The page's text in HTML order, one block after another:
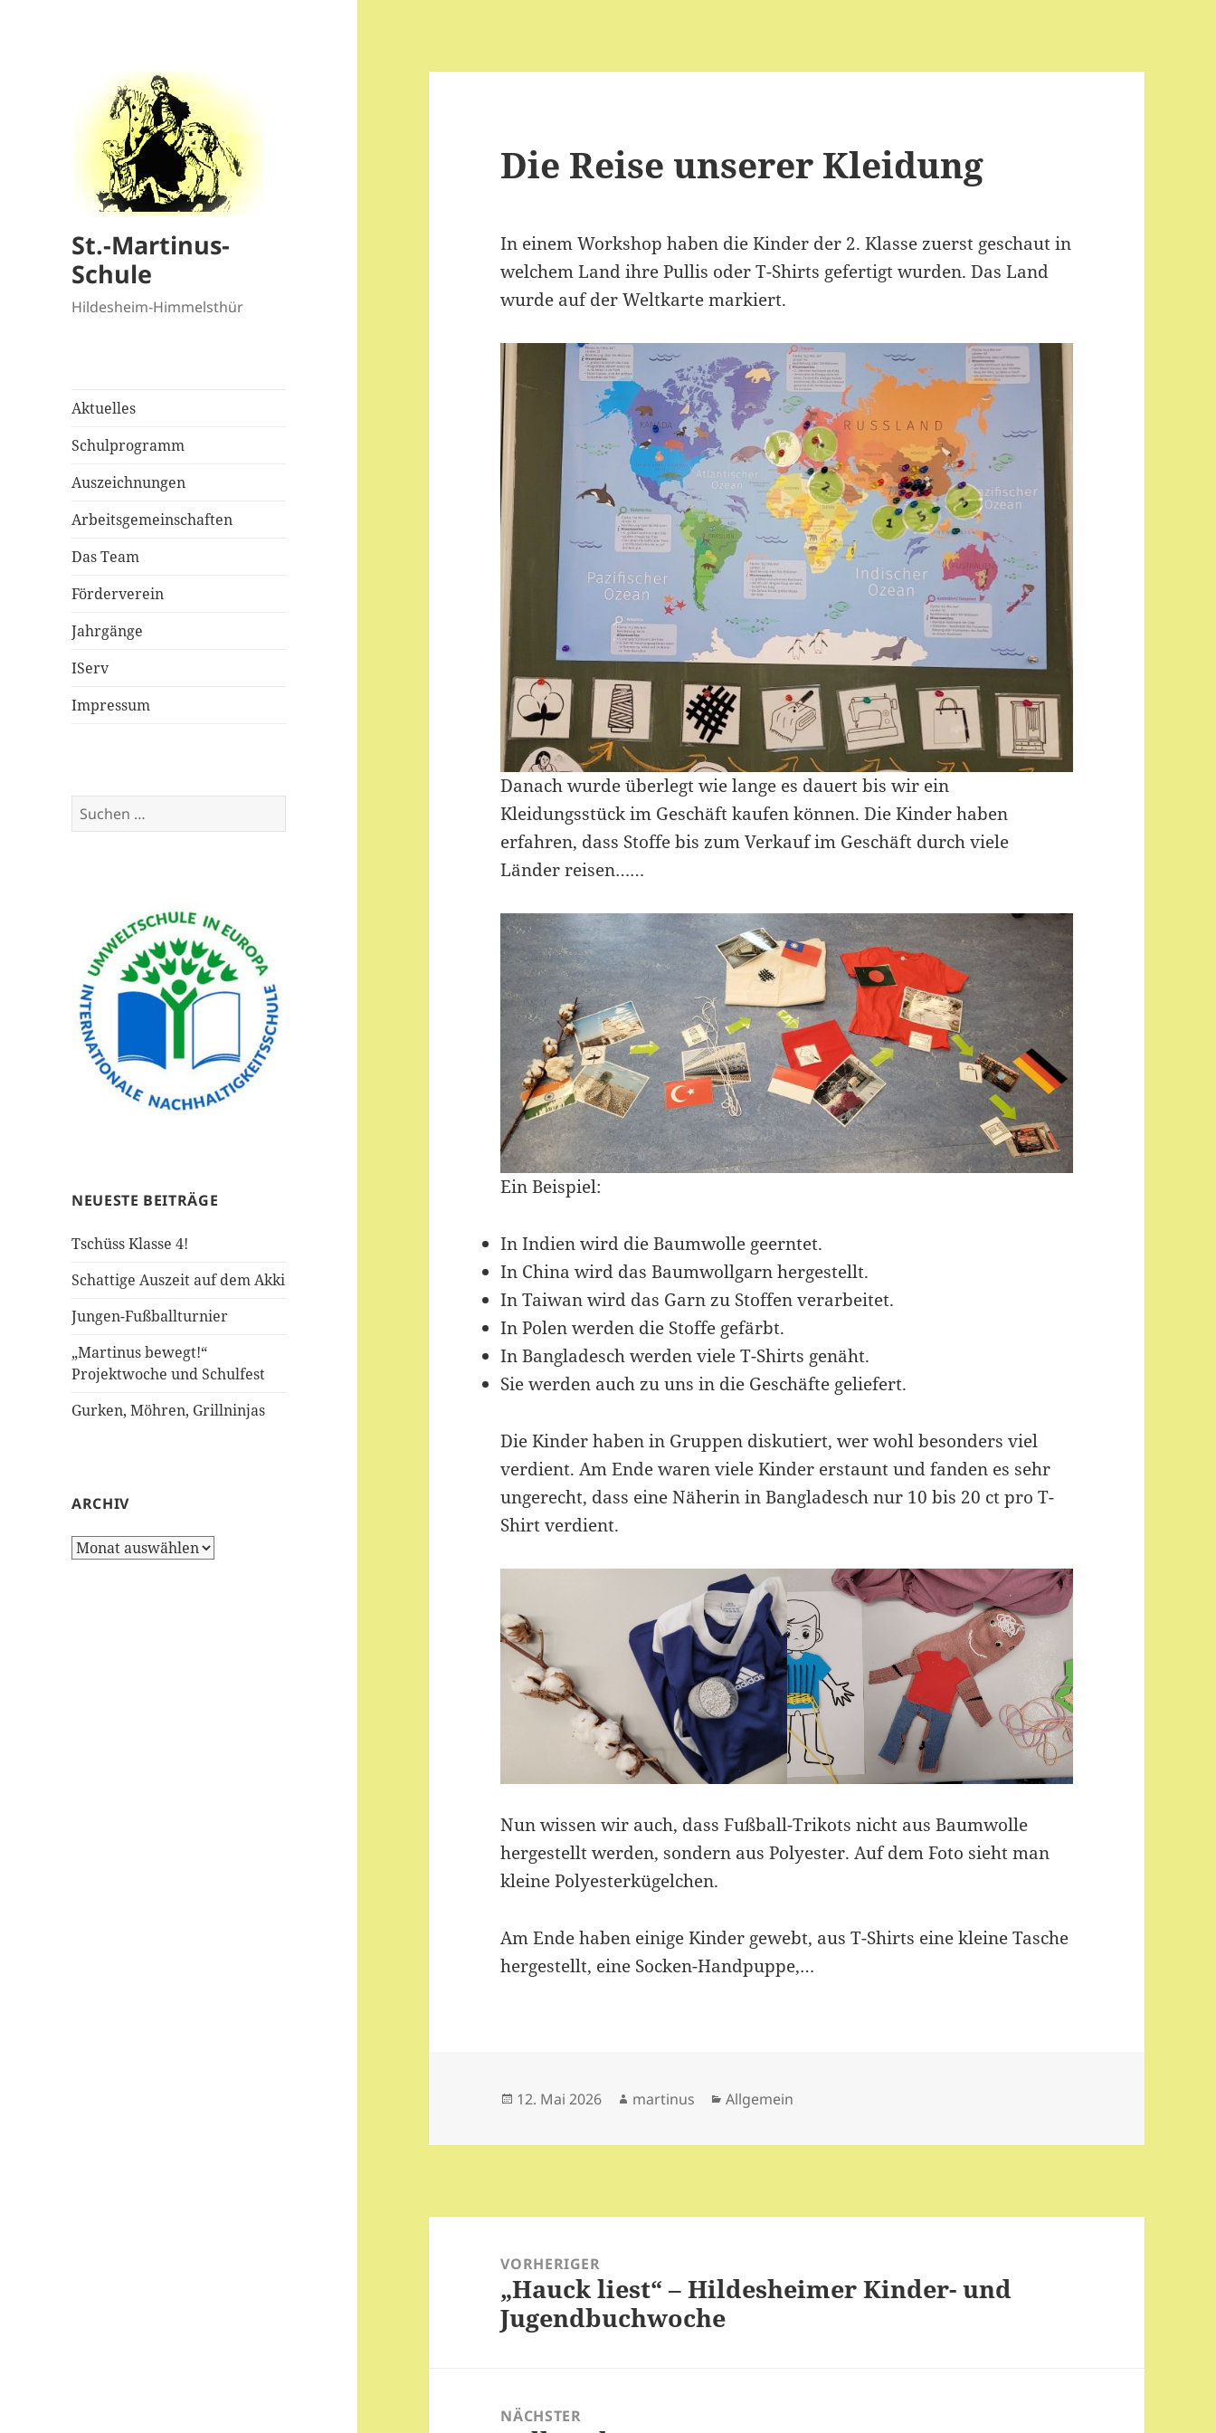
St.-Martinus-
Schule
Hildesheim-Himmelsthür
Aktuelles
Schulprogramm
Auszeichnungen
Arbeitsgemeinschaften
Das Team
Förderverein
Jahrgänge
IServ
Impressum
Suchen
nach:
NEUESTE BEITRÄGE
Tschüss Klasse 4!
Schattige Auszeit auf dem Akki
Jungen-Fußballturnier
„Martinus bewegt!“
Projektwoche und Schulfest
Gurken, Möhren, Grillninjas
ARCHIV
Archiv
Die Reise unserer Kleidung
In einem Workshop haben die Kinder der 2. Klasse zuerst geschaut in
welchem Land ihre Pullis oder T-Shirts gefertigt wurden. Das Land
wurde auf der Weltkarte markiert.
Danach wurde überlegt wie lange es dauert bis wir ein
Kleidungsstück im Geschäft kaufen können. Die Kinder haben
erfahren, dass Stoffe bis zum Verkauf im Geschäft durch viele
Länder reisen……
Ein Beispiel:
In Indien wird die Baumwolle geerntet.
In China wird das Baumwollgarn hergestellt.
In Taiwan wird das Garn zu Stoffen verarbeitet.
In Polen werden die Stoffe gefärbt.
In Bangladesch werden viele T-Shirts genäht.
Sie werden auch zu uns in die Geschäfte geliefert.
Die Kinder haben in Gruppen diskutiert, wer wohl besonders viel
verdient. Am Ende waren viele Kinder erstaunt und fanden es sehr
ungerecht, dass eine Näherin in Bangladesch nur 10 bis 20 ct pro T-
Shirt verdient.
Nun wissen wir auch, dass Fußball-Trikots nicht aus Baumwolle
hergestellt werden, sondern aus Polyester. Auf dem Foto sieht man
kleine Polyesterkügelchen.
Am Ende haben einige Kinder gewebt, aus T-Shirts eine kleine Tasche
hergestellt, eine Socken-Handpuppe,…
Veröffentlicht
12. Mai 2026 Autor
martinus Kategorien
Allgemein
VORHERIGER
Vorheriger
Beitrag:
„Hauck liest“ – Hildesheimer Kinder- und
Jugendbuchwoche
NÄCHSTER